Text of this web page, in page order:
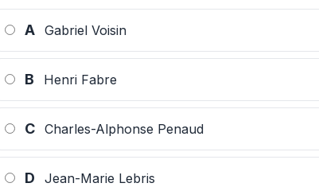
A Gabriel Voisin
B Henri Fabre
C Charles-Alphonse Penaud
D Jean-Marie Lebris